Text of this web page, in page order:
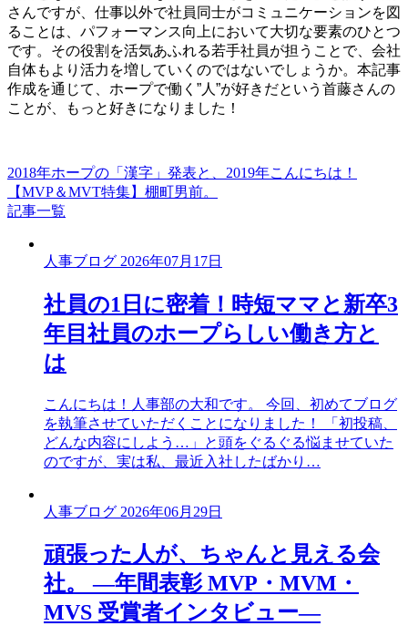
さんですが、 仕事以外で社員同士がコミュニケーションを図
ることは、パフォーマンス向上において大切な要素のひとつ
です。その役割を活気あふれる若手社員が担うことで、会社
自体もより活力を増していくのではないでしょうか。本記事
作成を通じて、ホープで働く”人”が好きだという首藤さんの
ことが、もっと好きになりました！
2018年ホープの「漢字」発表と、2019年こんにちは！
【MVP＆MVT特集】棚町男前。
記事一覧
人事ブログ 2026年07月17日
社員の1日に密着！時短ママと新卒3
年目社員のホープらしい働き方と
は
こんにちは！人事部の大和です。 今回、初めてブログ
を執筆させていただくことになりました！ 「初投稿、
どんな内容にしよう…」と頭をぐるぐる悩ませていた
のですが、実は私、最近入社したばかり…
人事ブログ 2026年06月29日
頑張った人が、ちゃんと見える会
社。 ―年間表彰 MVP・MVM・
MVS 受賞者インタビュー―